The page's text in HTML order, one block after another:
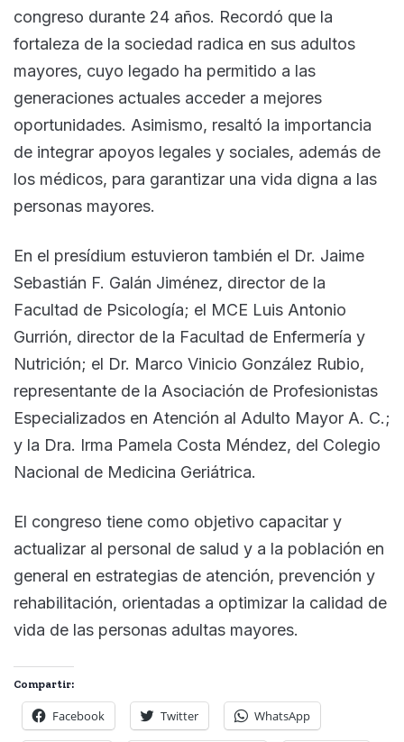
congreso durante 24 años. Recordó que la
fortaleza de la sociedad radica en sus adultos
mayores, cuyo legado ha permitido a las
generaciones actuales acceder a mejores
oportunidades. Asimismo, resaltó la importancia
de integrar apoyos legales y sociales, además de
los médicos, para garantizar una vida digna a las
personas mayores.
En el presídium estuvieron también el Dr. Jaime
Sebastián F. Galán Jiménez, director de la
Facultad de Psicología; el MCE Luis Antonio
Gurrión, director de la Facultad de Enfermería y
Nutrición; el Dr. Marco Vinicio González Rubio,
representante de la Asociación de Profesionistas
Especializados en Atención al Adulto Mayor A. C.;
y la Dra. Irma Pamela Costa Méndez, del Colegio
Nacional de Medicina Geriátrica.
El congreso tiene como objetivo capacitar y
actualizar al personal de salud y a la población en
general en estrategias de atención, prevención y
rehabilitación, orientadas a optimizar la calidad de
vida de las personas adultas mayores.
Compartir:
Facebook Twitter WhatsApp